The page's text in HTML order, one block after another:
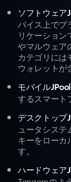
ソフトウェア
バイス上でプ
リケーショ
やマルウェア
カテゴリに
ウォレットが
モバイル
するスマート
デスクトップ
ュータシス
キーをローカ
す。
ハードウェア